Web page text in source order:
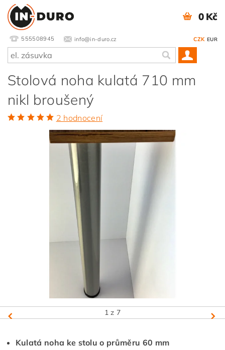
555508945 info@in-duro.cz CZK EUR
0 Kč
Stolová noha kulatá 710 mm
nikl broušený
2 hodnocení
1 z 7
Kulatá noha ke stolu o průměru 60 mm